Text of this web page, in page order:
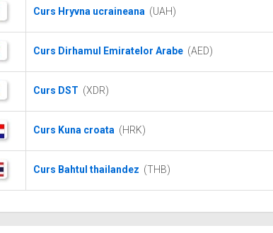
Curs Hryvna ucraineana (UAH)
Curs Dirhamul Emiratelor Arabe (AED)
Curs DST (XDR)
Curs Kuna croata (HRK)
Curs Bahtul thailandez (THB)